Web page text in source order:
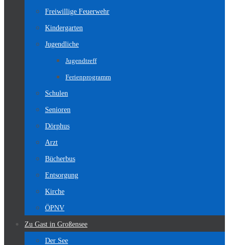
Freiwillige Feuerwehr
Kindergarten
Jugendliche
Jugendtreff
Ferienprogramm
Schulen
Senioren
Dörphus
Arzt
Bücherbus
Entsorgung
Kirche
ÖPNV
Zu Gast in Großensee
Der See